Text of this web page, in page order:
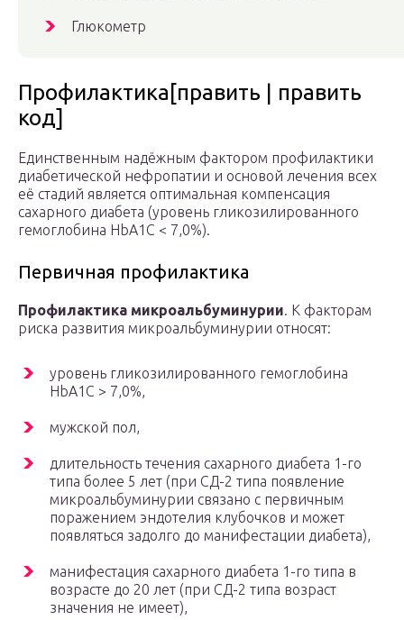
Глюкометр
Профилактика[править | править
код]
Единственным надёжным фактором профилактики
диабетической нефропатии и основой лечения всех
её стадий является оптимальная компенсация
сахарного диабета (уровень гликозилированного
гемоглобина HbA1C < 7,0%).
Первичная профилактика
Профилактика микроальбуминурии. К факторам
риска развития микроальбуминурии относят:
уровень гликозилированного гемоглобина
HbA1C > 7,0%,
мужской пол,
длительность течения сахарного диабета 1-го
типа более 5 лет (при СД-2 типа появление
микроальбуминурии связано с первичным
поражением эндотелия клубочков и может
появляться задолго до манифестации диабета),
манифестация сахарного диабета 1-го типа в
возрасте до 20 лет (при СД-2 типа возраст
значения не имеет),